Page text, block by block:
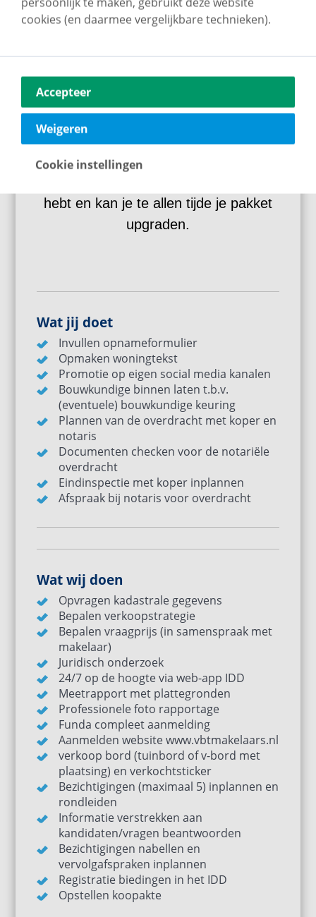
maken, de uiteindelijke koopakte
regie m.b.t. de opvolging zelf in
handen nemen? Dan is het pakket
Easie Together geschikt voor jou. Wij
helpen je daarnaast met de
presentatie en aanmelding van de
woning. Uiteraard staan wij daarna
hebt en kan je te allen tijde je pakket
upgraden.
Wat jij doet
Invullen opnameformulier
Opmaken woningtekst
Promotie op eigen social media kanalen
Bouwkundige binnen laten t.b.v.
(eventuele) bouwkundige keuring
Plannen van de overdracht met koper en
notaris
Documenten checken voor de notariële
overdracht
Eindinspectie met koper inplannen
Afspraak bij notaris voor overdracht
Wat wij doen
Opvragen kadastrale gegevens
Bepalen verkoopstrategie
Bepalen vraagprijs (in samenspraak met
makelaar)
Juridisch onderzoek
24/7 op de hoogte via web-app IDD
Meetrapport met plattegronden
Professionele foto rapportage
Funda compleet aanmelding
Aanmelden website www.vbtmakelaars.nl
verkoop bord (tuinbord of v-bord met
plaatsing) en verkochtsticker
Bezichtigingen (maximaal 5) inplannen en
rondleiden
Informatie verstrekken aan
kandidaten/vragen beantwoorden
Bezichtigingen nabellen en
vervolgafspraken inplannen
Registratie biedingen in het IDD
Opstellen koopakte
cookies (en daarmee vergelijkbare technieken).
Accepteer
Weigeren
Cookie instellingen